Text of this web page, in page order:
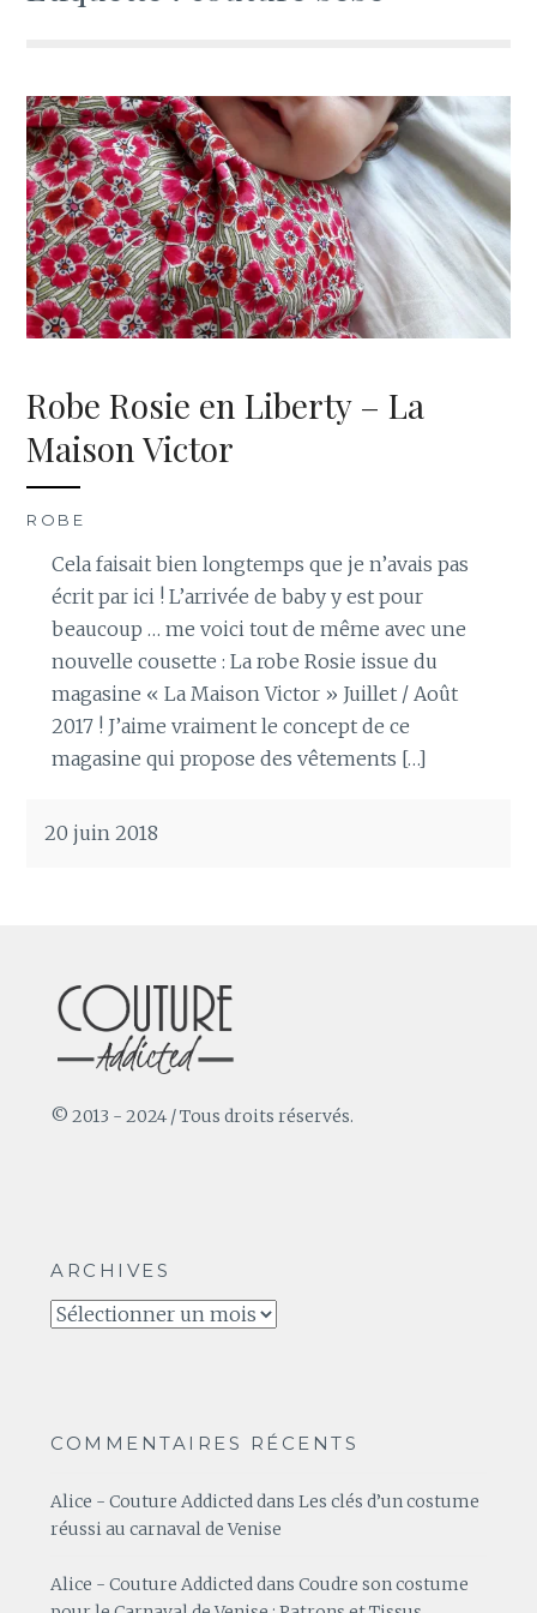
Robe Rosie en Liberty – La
Maison Victor
ROBE
Cela faisait bien longtemps que je n’avais pas
écrit par ici ! L’arrivée de baby y est pour
beaucoup … me voici tout de même avec une
nouvelle cousette : La robe Rosie issue du
magasine « La Maison Victor » Juillet / Août
2017 ! J’aime vraiment le concept de ce
magasine qui propose des vêtements […]
20 juin 2018
© 2013 - 2024 / Tous droits réservés.
ARCHIVES
Archives
COMMENTAIRES RÉCENTS
Alice - Couture Addicted dansLes clés d’un costume
réussi au carnaval de Venise
Alice - Couture Addicted dansCoudre son costume